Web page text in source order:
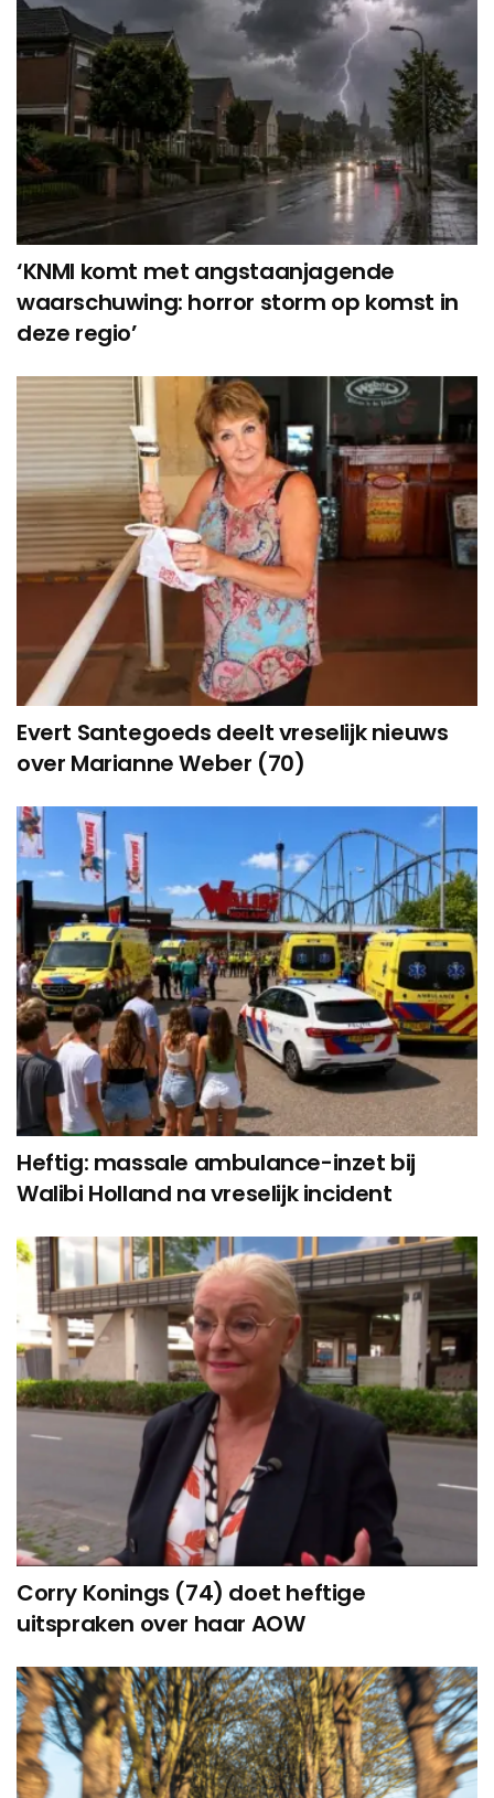
‘KNMI komt met angstaanjagende
waarschuwing: horror storm op komst in
deze regio’
Evert Santegoeds deelt vreselijk nieuws
over Marianne Weber (70)
Heftig: massale ambulance-inzet bij
Walibi Holland na vreselijk incident
Corry Konings (74) doet heftige
uitspraken over haar AOW